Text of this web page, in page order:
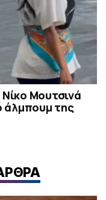
Νίκο Μουτσινά
άλμπουμ της